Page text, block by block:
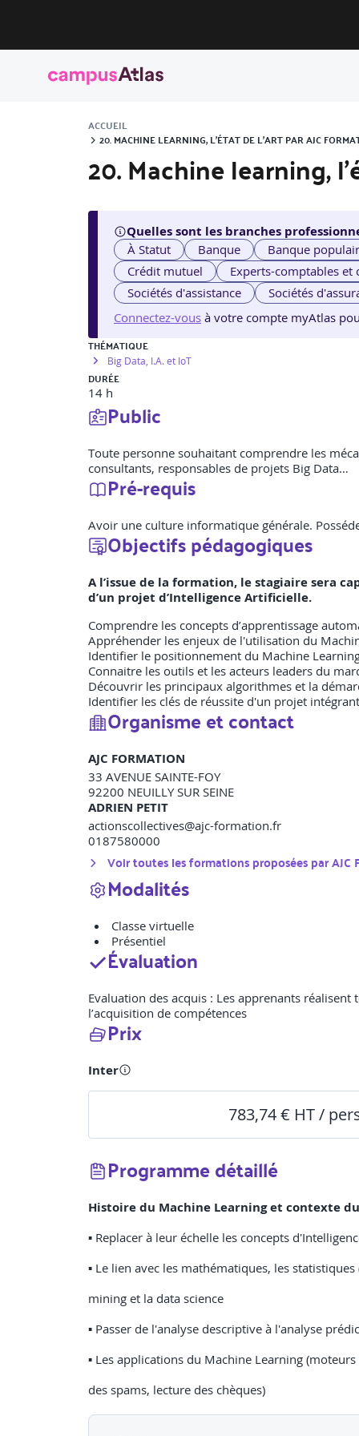
ACCUEIL
20. MACHINE LEARNING, L'ÉTAT DE L'ART PAR AJC
20. Machine learning,
Quelles sont les branches
À Statut Banque Banque
Crédit mutuel
Experts-comptables et
Sociétés d'assistance
Sociétés
Connectez-vous à votre compte myAtlas
THÉMATIQUE
Big Data, I.A. et IoT
DURÉE
14 h
Public
Toute personne souhaitant comprendre les
consultants, responsables de projets Big Data…
Pré-requis
Avoir une culture informatique générale.
Objectifs pédagogiques
A l’issue de la formation, le stagiaire sera
d’un projet d’Intelligence Artificielle.
Comprendre les concepts d’apprentissage
Appréhender les enjeux de l'utilisation du
Identifier le positionnement du Machine
Connaitre les outils et les acteurs leaders du
Découvrir les principaux algorithmes et la
Identifier les clés de réussite d'un projet
Organisme et contact
AJC FORMATION
33 AVENUE SAINTE-FOY
92200 NEUILLY SUR SEINE
ADRIEN PETIT
actionscollectives@ajc-formation.fr
0187580000
Voir toutes les formations proposées parAJC
Modalités
Classe virtuelle
Présentiel
Évaluation
Evaluation des acquis : Les apprenants
l’acquisition de compétences
Prix
Inter
783,74 € HT /
Programme détaillé
Histoire du Machine Learning et contexte
▪ Replacer à leur échelle les concepts
▪ Le lien avec les mathématiques, les
mining et la data science
▪ Passer de l'analyse descriptive à l'analyse
▪ Les applications du Machine Learning
des spams, lecture des chèques)
▪ La typologie des algorithmes de Dominique